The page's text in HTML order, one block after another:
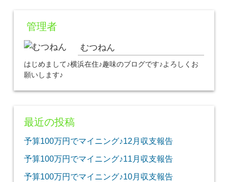
管理者
むつねん
はじめまして♪横浜在住♪趣味のブログです♪よろしくお
願いします♪
最近の投稿
予算100万円でマイニング♪12月収支報告
予算100万円でマイニング♪11月収支報告
予算100万円でマイニング♪10月収支報告